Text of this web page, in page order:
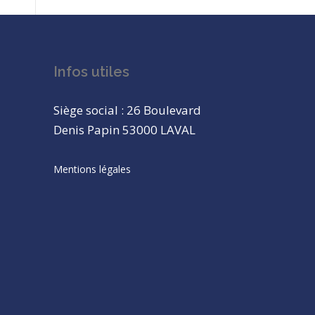
Infos utiles
Siège social : 26 Boulevard
Denis Papin 53000 LAVAL
Mentions légales